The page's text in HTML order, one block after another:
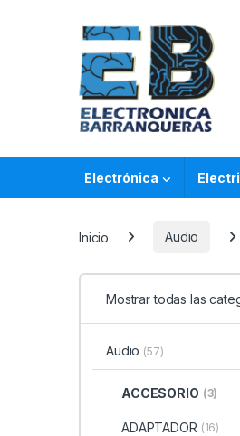
Electrónica
Inicio Audio
Mostrar todas las
Audio (57)
ACCESORIO (3)
ADAPTADOR (16)